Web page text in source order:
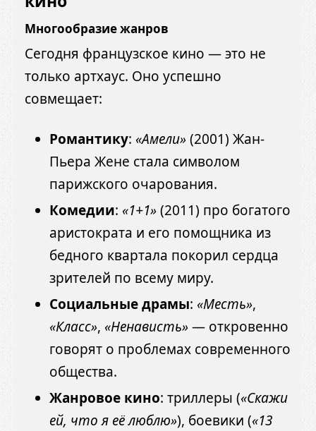
Многообразие жанров
Сегодня французское кино — это не
только артхаус. Оно успешно
совмещает:
Романтику: «Амели»(2001) Жан-
Пьера Жене стала символом
парижского очарования.
Комедии: «1+1»(2011) про богатого
аристократа и его помощника из
бедного квартала покорил сердца
зрителей по всему миру.
Социальные драмы: «Месть»,
«Класс», «Ненависть»— откровенно
говорят о проблемах современного
общества.
Жанровое кино: триллеры («Скажи
ей, что я её люблю»), боевики («13